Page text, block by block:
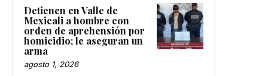
Detienen en Valle de
Mexicali a hombre con
orden de aprehensión por
homicidio; le aseguran un
arma
agosto 1, 2026